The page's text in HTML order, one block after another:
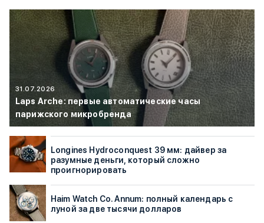
31.07.2026
Laps Arche: первые автоматические часы
парижского микробренда
Longines Hydroconquest 39 мм: дайвер за
разумные деньги, который сложно
проигнорировать
Haim Watch Co. Annum: полный календарь с
луной за две тысячи долларов